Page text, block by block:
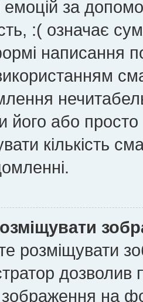
за
:( означає
написання
його або
кількість
розміщувати
на